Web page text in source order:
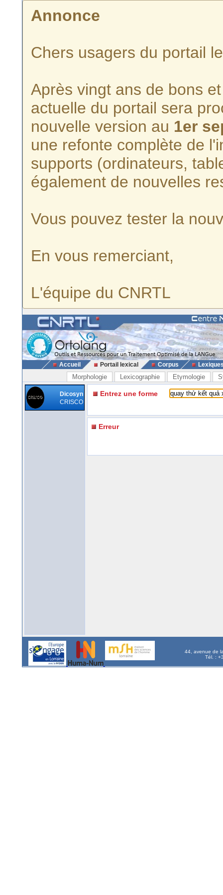
Annonce
Chers usagers du portail
Après vingt ans de bons
actuelle du portail sera
nouvelle version au 1er
une refonte complète de
supports (ordinateurs,
également de nouvelles
Vous pouvez tester la
En vous remerciant,
L'équipe du CNRTL
Accueil Portail lexical Corpus
Morphologie Lexicographie Etymologie
Dicosyn
CRISCO
Entrez une forme
Erreur
44, avenue de
Tél. :